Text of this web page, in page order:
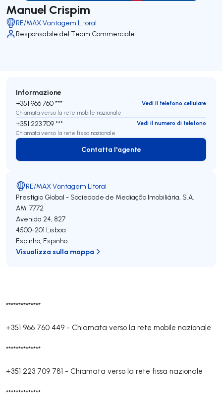
Manuel Crispim
RE/MAX Vantagem Litoral
Responsabile del Team Commerciale
**************
+351 966 760 449 - Chiamata verso la rete mobile nazionale
**************
+351 223 709 781 - Chiamata verso la rete fissa nazionale
**************
Informazione
+351 966 760 ***
Vedi il telefono cellulare
Chiamata verso la rete mobile nazionale
+351 223 709 ***
Vedi il numero di telefono
Chiamata verso la rete fissa nazionale
Contatta l'agente
Contatta l'agente
RE/MAX Vantagem Litoral
Prestígio Global - Sociedade de Mediação Imobiliária, S.A.
AMI 7772
Avenida 24, 827
4500-201 Lisboa
Espinho, Espinho
Visualizza sulla mappa